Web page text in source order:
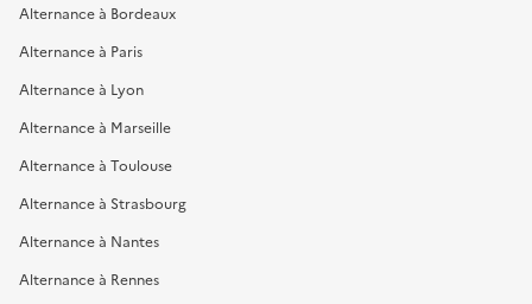
Alternance à Bordeaux
Alternance à Paris
Alternance à Lyon
Alternance à Marseille
Alternance à Toulouse
Alternance à Strasbourg
Alternance à Nantes
Alternance à Rennes